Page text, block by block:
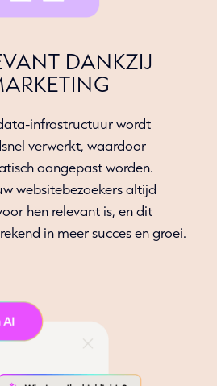
DANKZIJ
infrastructuur wordt
verwerkt, waardoor
aangepast worden.
websitebezoekers altijd
hen relevant is, en dit
in meer succes en groei.